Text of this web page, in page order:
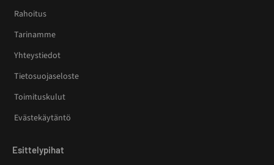
Rahoitus
Tarinamme
Yhteystiedot
Tietosuojaseloste
Toimituskulut
Evästekäytäntö
Esittelypihat